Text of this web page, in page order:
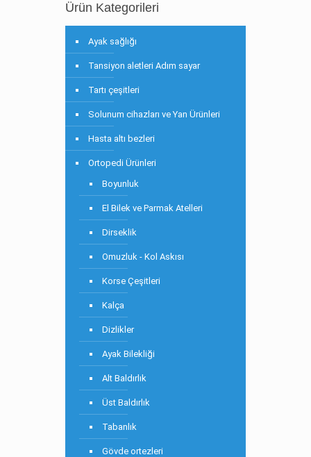
Ürün Kategorileri
Ayak sağlığı
Tansiyon aletleri Adım sayar
Tartı çeşitleri
Solunum cihazları ve Yan Ürünleri
Hasta altı bezleri
Ortopedi Ürünleri
Boyunluk
El Bilek ve Parmak Atelleri
Dirseklik
Omuzluk - Kol Askısı
Korse Çeşitleri
Kalça
Dizlikler
Ayak Bilekliği
Alt Baldırlık
Üst Baldırlık
Tabanlık
Gövde ortezleri